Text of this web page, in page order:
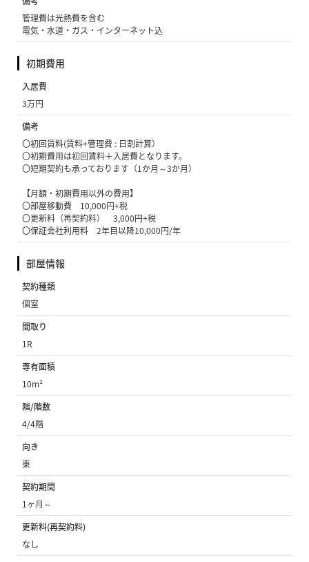
管理費は光熱費を含む
電気・水道・ガス・インターネット込
初期費用
入居費
3万円
備考
〇初回賃料(賃料+管理費 : 日割計算）
〇初期費用は初回賃料＋入居費となります。
〇短期契約も承っております（1か月～3か月）
【月額・初期費用以外の費用】
〇部屋移動費 10,000円+税
〇更新料（再契約料） 3,000円+税
〇保証会社利用料 2年目以降10,000円/年
部屋情報
契約種類
個室
間取り
1R
専有面積
10m²
階/階数
4/4階
向き
東
契約期間
1ヶ月～
更新料(再契約料)
なし